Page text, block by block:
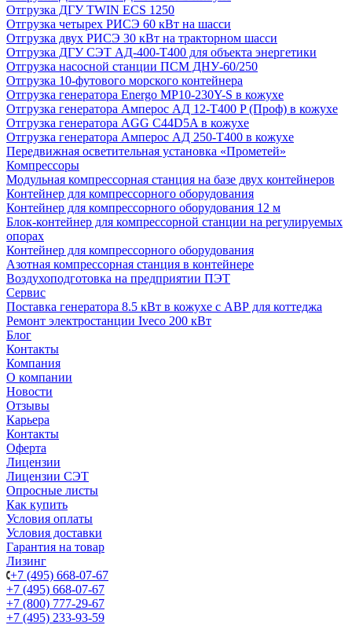
Отгрузка ДГУ TWIN ECS 1250
Отгрузка четырех РИСЭ 60 кВт на шасси
Отгрузка двух РИСЭ 30 кВт на тракторном шасси
Отгрузка ДГУ СЭТ АД-400-Т400 для объекта энергетики
Отгрузка насосной станции ПСМ ДНУ-60/250
Отгрузка 10-футового морского контейнера
Отгрузка генератора Energo MP10-230Y-S в кожухе
Отгрузка генератора Амперос АД 12-Т400 P (Проф) в кожухе
Отгрузка генератора AGG C44D5A в кожухе
Отгрузка генератора Амперос АД 250-Т400 в кожухе
Передвижная осветительная установка «Прометей»
Компрессоры
Модульная компрессорная станция на базе двух контейнеров
Контейнер для компрессорного оборудования
Контейнер для компрессорного оборудования 12 м
Блок-контейнер для компрессорной станции на регулируемых
опорах
Контейнер для компрессорного оборудования
Азотная компрессорная станция в контейнере
Воздухоподготовка на предприятии ПЭТ
Сервис
Поставка генератора 8.5 кВт в кожухе с АВР для коттеджа
Ремонт электростанции Iveco 200 кВт
Блог
Контакты
Компания
О компании
Новости
Отзывы
Карьера
Контакты
Оферта
Лицензии
Лицензии СЭТ
Опросные листы
Как купить
Условия оплаты
Условия доставки
Гарантия на товар
Лизинг
+7 (495) 668-07-67
+7 (495) 668-07-67
+7 (800) 777-29-67
+7 (495) 233-93-59